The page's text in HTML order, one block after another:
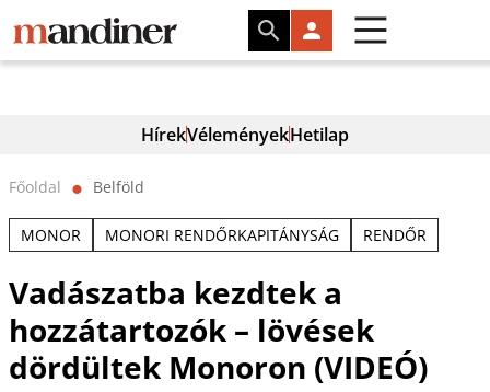
HírekVéleményekHetilap
Főoldal ⬤ Belföld
MONOR MONORI RENDŐRKAPITÁNYSÁG RENDŐR
Vadászatba kezdtek a
hozzátartozók – lövések
dördültek Monoron (VIDEÓ)